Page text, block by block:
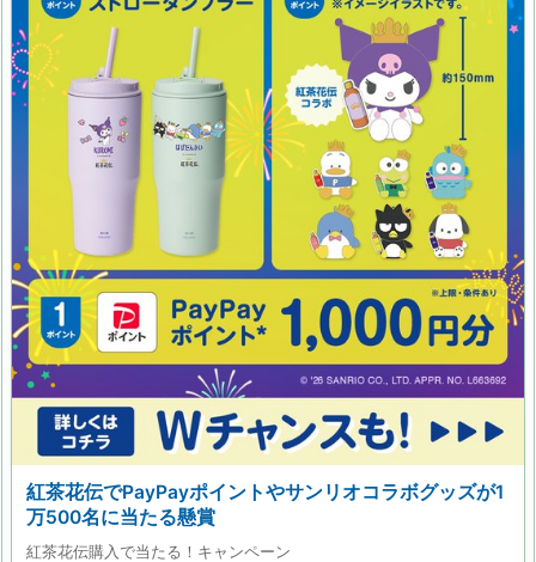
紅茶花伝でPayPayポイントやサンリオコラボグッズが1
万500名に当たる懸賞
紅茶花伝購入で当たる！キャンペーン